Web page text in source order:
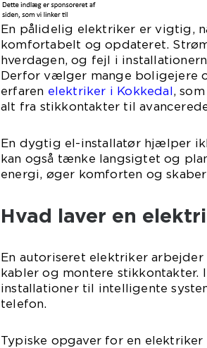
En pålidelig elektriker er vigtig,
komfortabelt og opdateret.
hverdagen, og fejl i
Derfor vælger mange boligejere
erfaren elektriker i Kokkedal,
alt fra stikkontakter til
En dygtig el-installatør hjælper
kan også tænke langsigtet og
energi, øger komforten og
Hvad laver en
En autoriseret elektriker
kabler og montere stikkontakter.
installationer til intelligente
telefon.
Typiske opgaver for en